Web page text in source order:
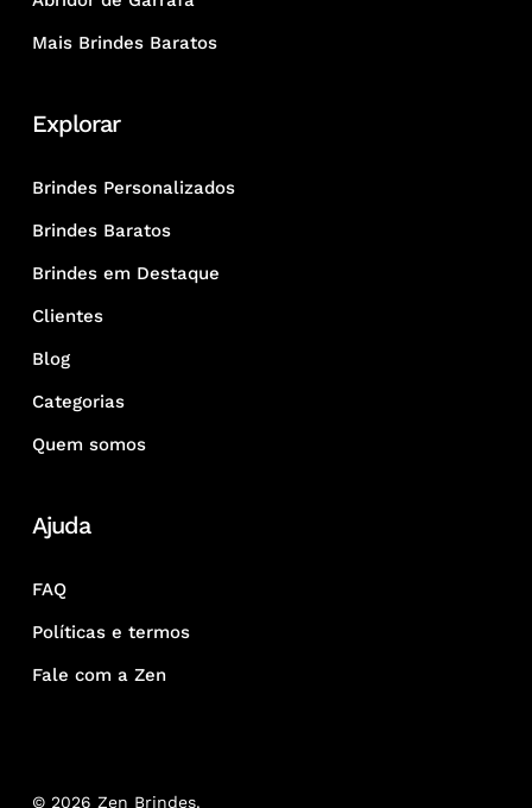
Mais Brindes Baratos
Explorar
Brindes Personalizados
Brindes Baratos
Brindes em Destaque
Clientes
Blog
Categorias
Quem somos
Ajuda
FAQ
Políticas e termos
Fale com a Zen
© 2026 Zen Brindes.